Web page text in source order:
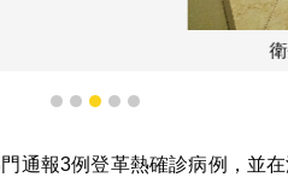
1 2 3 4 5
通報3例登革熱確診病例，並